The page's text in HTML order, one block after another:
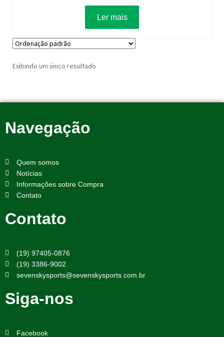
Ler mais
Exibindo um único resultado
Navegação
Quem somos
Notícias
Informações sobre Compra
Contato
Contato
(19) 97405-0876
(19) 3386-9002
sevenskysports@sevenskysports.com.br
Siga-nos
Facebook